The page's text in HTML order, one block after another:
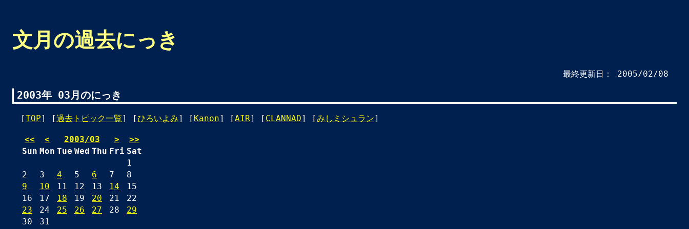
文月の過去にっき
最終更新日： 2005/02/08
2003年 03月のにっき
[TOP] [過去トピック一覧] [ひろいよみ] [ Kanon] [AIR] [ CLANNAD] [みしミシュラン]
<< < 2003/03 >
>>
Sun Mon Tue Wed Thu Fri Sat
1
2
3 4 5 6 7
8
9
10 11 12 13 14
15
16
17 18 19 20 21
22
23
24 25 26 27 28
29
30
31